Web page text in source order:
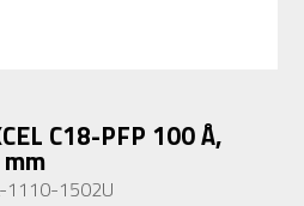
C18-PFP 100 Å,
1110-1502U